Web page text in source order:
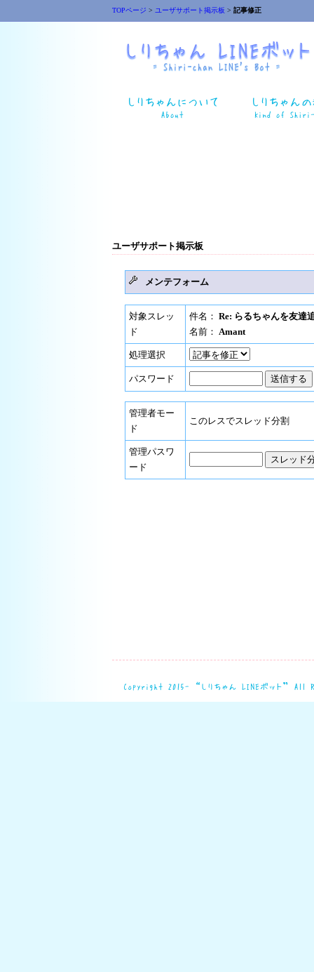
TOPページ > ユーザサポート掲示板 > 記事修正
ユーザサポート掲示板
メンテフォーム
対象スレッ
ド
件名： Re: らるちゃんを友達
名前： Amant
処理選択
パスワード
管理者モー
ド
このレスでスレッド分割
管理パスワ
ード